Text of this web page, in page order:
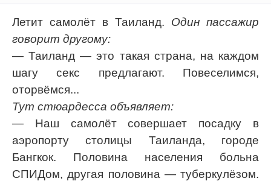
Летит самолёт в Таиланд. Один пассажир
говорит другому:
— Таиланд — это такая страна, на каждом
шагу ceкс предлагают. Повеселимся,
оторвёмся...
Тут стюардесса объявляет:
— Наш самолёт совершает посадку в
аэропорту столицы Таиланда, городе
Бангкок. Половина населения больна
СПИДом, другая половина — туберкулёзом.